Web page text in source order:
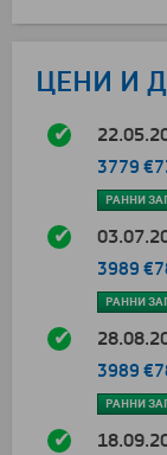
ЦЕНИ И
3779 €
РАННИ
3989 €
РАННИ
3989 €
РАННИ